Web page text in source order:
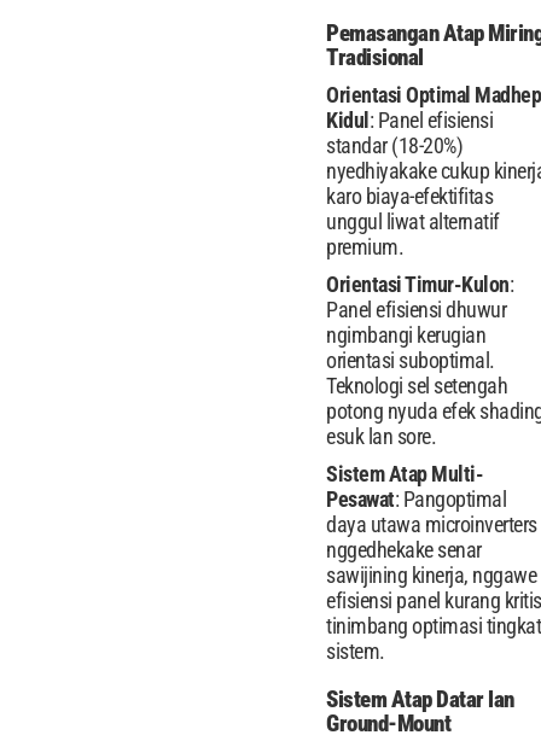
Pemasangan Atap
Tradisional
Orientasi Optimal Madhep
Kidul : Panel efisiensi
standar (18-20%)
nyedhiyakake cukup
karo biaya-efektifitas
unggul liwat alternatif
premium.
Orientasi Timur-Kulon:
Panel efisiensi dhuwur
ngimbangi kerugian
orientasi suboptimal.
Teknologi sel setengah
potong nyuda efek
esuk lan sore.
Sistem Atap Multi-
Pesawat: Pangoptimal
daya utawa microinverters
nggedhekake senar
sawijining kinerja, nggawe
efisiensi panel kurang kritis
tinimbang optimasi tingkat
sistem.
Sistem Atap Datar lan
Ground-Mount